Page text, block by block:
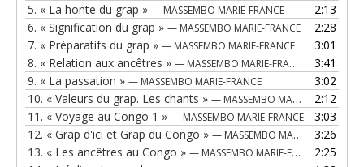
5. « La honte du grap » — MASSEMBO MARIE-FRANCE
2:13
6. « Signification du grap » — MASSEMBO MARIE-FRANCE
2:28
7. « Préparatifs du grap » — MASSEMBO MARIE-FRANCE
3:01
8. « Relation aux ancêtres » — MASSEMBO MARIE-FRANCE
3:41
9. « La passation » — MASSEMBO MARIE-FRANCE
3:02
10. « Valeurs du grap. Les chants » — MASSEMBO MARIE-FRANCE
2:12
11. « Voyage au Congo 1 » — MASSEMBO MARIE-FRANCE
3:03
12. « Grap d'ici et Grap du Congo » — MASSEMBO MARIE-FRANCE
3:26
13. « Les ancêtres au Congo » — MASSEMBO MARIE-FRANCE
2:25